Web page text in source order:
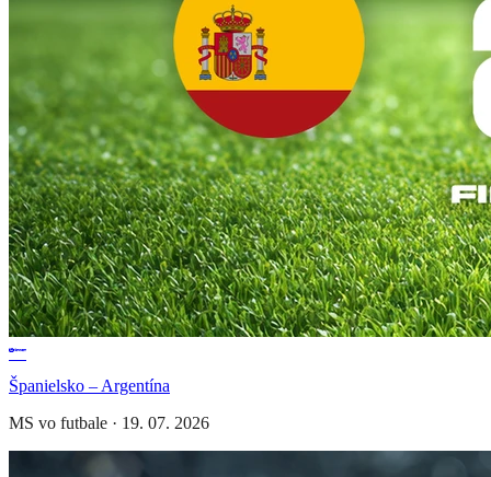
Španielsko – Argentína
MS vo futbale · 19. 07. 2026